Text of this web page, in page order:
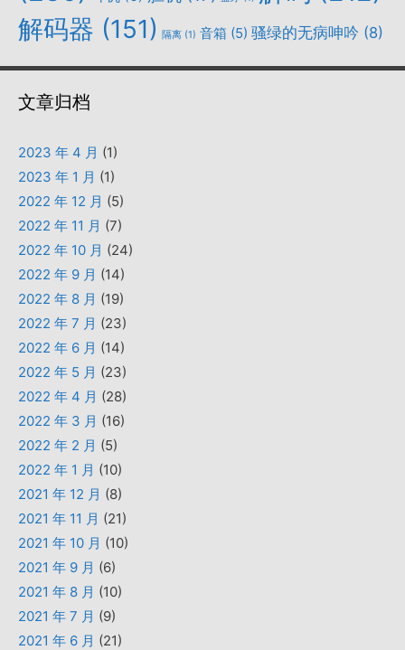
解码器 (151) 隔离 (1) 音箱 (5) 骚绿的无病呻吟 (8)
文章归档
2023 年 4 月 (1)
2023 年 1 月 (1)
2022 年 12 月 (5)
2022 年 11 月 (7)
2022 年 10 月 (24)
2022 年 9 月 (14)
2022 年 8 月 (19)
2022 年 7 月 (23)
2022 年 6 月 (14)
2022 年 5 月 (23)
2022 年 4 月 (28)
2022 年 3 月 (16)
2022 年 2 月 (5)
2022 年 1 月 (10)
2021 年 12 月 (8)
2021 年 11 月 (21)
2021 年 10 月 (10)
2021 年 9 月 (6)
2021 年 8 月 (10)
2021 年 7 月 (9)
2021 年 6 月 (21)